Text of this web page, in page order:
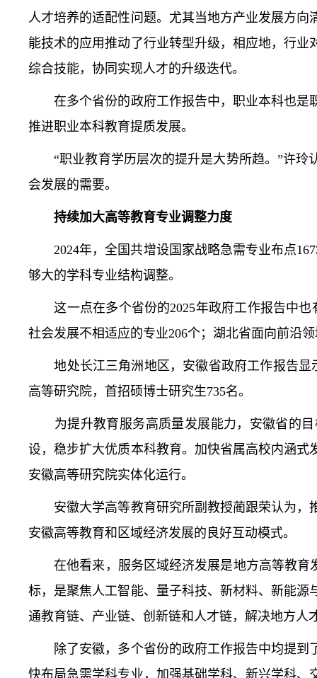
人才培养的适配性问题。尤其当地方产业发展方
能技术的应用推动了行业转型升级，相应地，行
综合技能，协同实现人才的升级迭代。
在多个省份的政府工作报告中，职业本科也是
推进职业本科教育提质发展。
“职业教育学历层次的提升是大势所趋。”许玲
会发展的需要。
持续加大高等教育专业调整力度
2024年，全国共增设国家战略急需专业布点
够大的学科专业结构调整。
这一点在多个省份的2025年政府工作报告中也
社会发展不相适应的专业206个；湖北省面向前沿
地处长江三角洲地区，安徽省政府工作报告显
高等研究院，首招硕博士研究生735名。
为提升教育服务高质量发展能力，安徽省的目
设，稳步扩大优质本科教育。加快省属高校内涵
安徽高等研究院实体化运行。
安徽大学高等教育研究所副教授蔺跟荣认为，
安徽高等教育和区域经济发展的良好互动模式。
在他看来，服务区域经济发展是地方高等教育
标，是聚焦人工智能、量子科技、新材料、新能
通教育链、产业链、创新链和人才链，解决地方
除了安徽，多个省份的政府工作报告中均提到
快布局急需学科专业，加强基础学科、新兴学科